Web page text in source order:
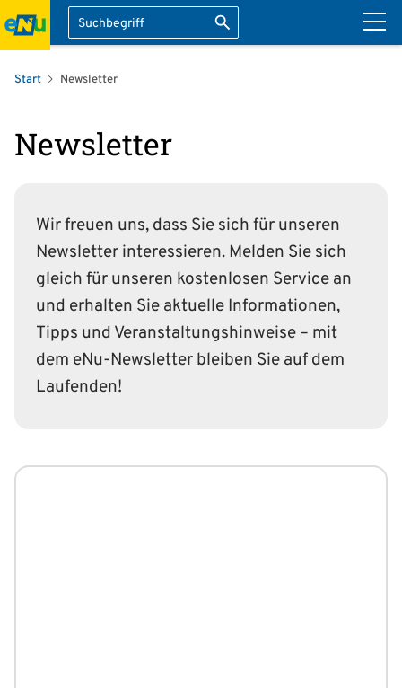
Suche Suche starten
überspringen
Start Newsletter
Newsletter
Wir freuen uns, dass Sie sich für unseren
Newsletter interessieren. Melden Sie sich
gleich für unseren kostenlosen Service an
und erhalten Sie aktuelle Informationen,
Tipps und Veranstaltungshinweise – mit
dem eNu-Newsletter bleiben Sie auf dem
Laufenden!